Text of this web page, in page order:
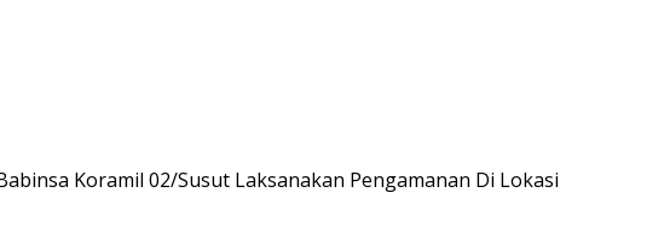
Koramil 02/Susut Laksanakan Pengamanan Di Lokasi